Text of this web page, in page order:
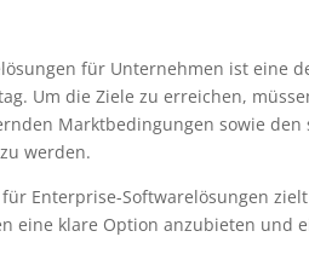
für Unternehmen ist eine
Um die Ziele zu erreichen,
Marktbedingungen sowie
werden.
Enterprise-Softwarelösungen
eine klare Option anzubieten und